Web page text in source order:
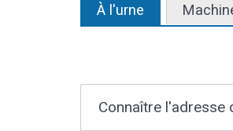
À l'urne
Connaître l'adresse